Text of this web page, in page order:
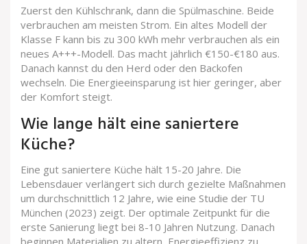
Zuerst den Kühlschrank, dann die Spülmaschine. Beide
verbrauchen am meisten Strom. Ein altes Modell der
Klasse F kann bis zu 300 kWh mehr verbrauchen als ein
neues A+++-Modell. Das macht jährlich €150-€180 aus.
Danach kannst du den Herd oder den Backofen
wechseln. Die Energieeinsparung ist hier geringer, aber
der Komfort steigt.
Wie lange hält eine saniertere
Küche?
Eine gut saniertere Küche hält 15-20 Jahre. Die
Lebensdauer verlängert sich durch gezielte Maßnahmen
um durchschnittlich 12 Jahre, wie eine Studie der TU
München (2023) zeigt. Der optimale Zeitpunkt für die
erste Sanierung liegt bei 8-10 Jahren Nutzung. Danach
beginnen Materialien zu altern, Energieeffizienz zu